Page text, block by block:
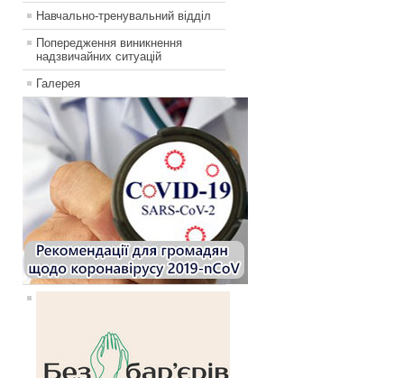
Навчально-тренувальний відділ
Попередження виникнення
надзвичайних ситуацій
Галерея